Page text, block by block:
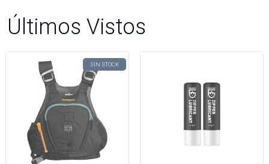
Últimos Vistos
SIN STOCK